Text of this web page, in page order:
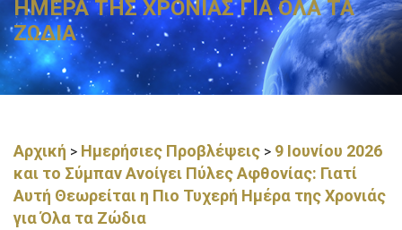
ΗΜΕΡΑ ΤΗΣ ΧΡΟΝΙΑΣ ΓΙΑ ΟΛΑ ΤΑ
ΖΩΔΙΑ
Αρχική > Ημερήσιες Προβλέψεις > 9 Ιουνίου 2026
και το Σύμπαν Ανοίγει Πύλες Αφθονίας: Γιατί
Αυτή Θεωρείται η Πιο Τυχερή Ημέρα της Χρονιάς
για Όλα τα Ζώδια